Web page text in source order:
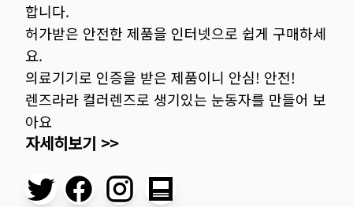
합니다.
허가받은 안전한 제품을 인터넷으로 쉽게 구매하세
요.
의료기기로 인증을 받은 제품이니 안심! 안전!
렌즈라라 컬러렌즈로 생기있는 눈동자를 만들어 보
아요
자세히보기 >>